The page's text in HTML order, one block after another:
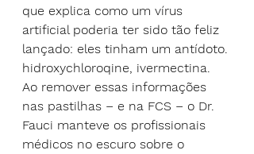
que explica como um vírus
artificial poderia ter sido tão feliz
lançado: eles tinham um antídoto.
hidroxychloroqine, ivermectina.
Ao remover essas informações
nas pastilhas – e na FCS – o Dr.
Fauci manteve os profissionais
médicos no escuro sobre o